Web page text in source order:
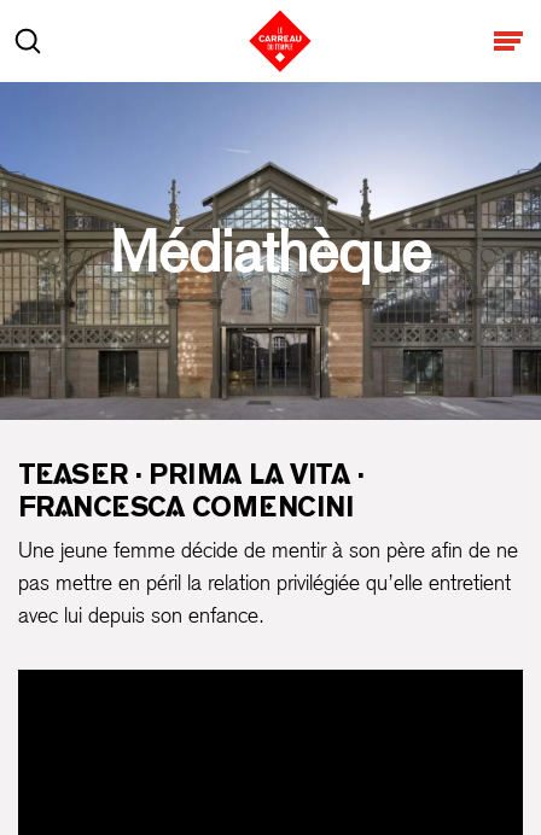
Rechercher
Médiathèque
TEASER · PRIMA LA VITA ·
FRANCESCA COMENCINI
Une jeune femme décide de mentir à son père afin de ne
pas mettre en péril la relation privilégiée qu’elle entretient
avec lui depuis son enfance.